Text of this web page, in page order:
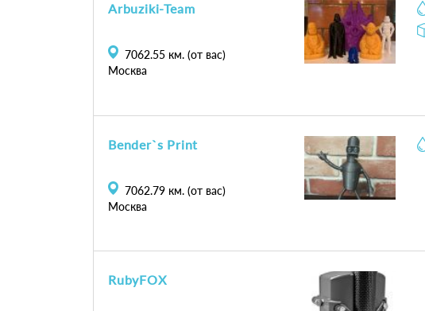
Arbuziki-Team
7062.55 км. (от вас)
Москва
Bender`s Print
7062.79 км. (от вас)
Москва
RubyFOX